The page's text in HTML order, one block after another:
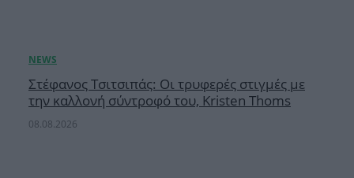
Στέφανος Τσιτσιπάς: Οι τρυφερές στιγμές με
την καλλονή σύντροφό του, Kristen Thoms
08.08.2026